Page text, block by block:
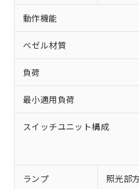
動作機能
ベゼル材質
負荷
最小適用負荷
スイッチユニット構成
ランプ 照光部